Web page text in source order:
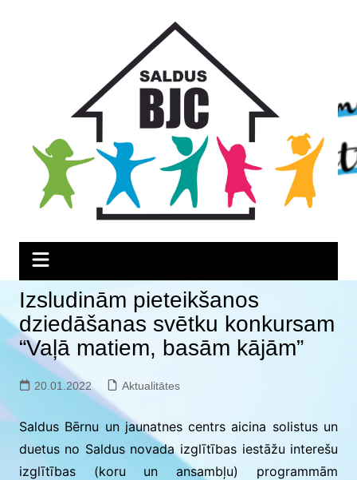
Izsludinām pieteikšanos
dziedāšanas svētku konkursam
“Vaļā matiem, basām kājām”
20.01.2022 Aktualitātes
Saldus Bērnu un jaunatnes centrs aicina solistus un
duetus no Saldus novada izglītības iestāžu interešu
izglītības (koru un ansambļu) programmām